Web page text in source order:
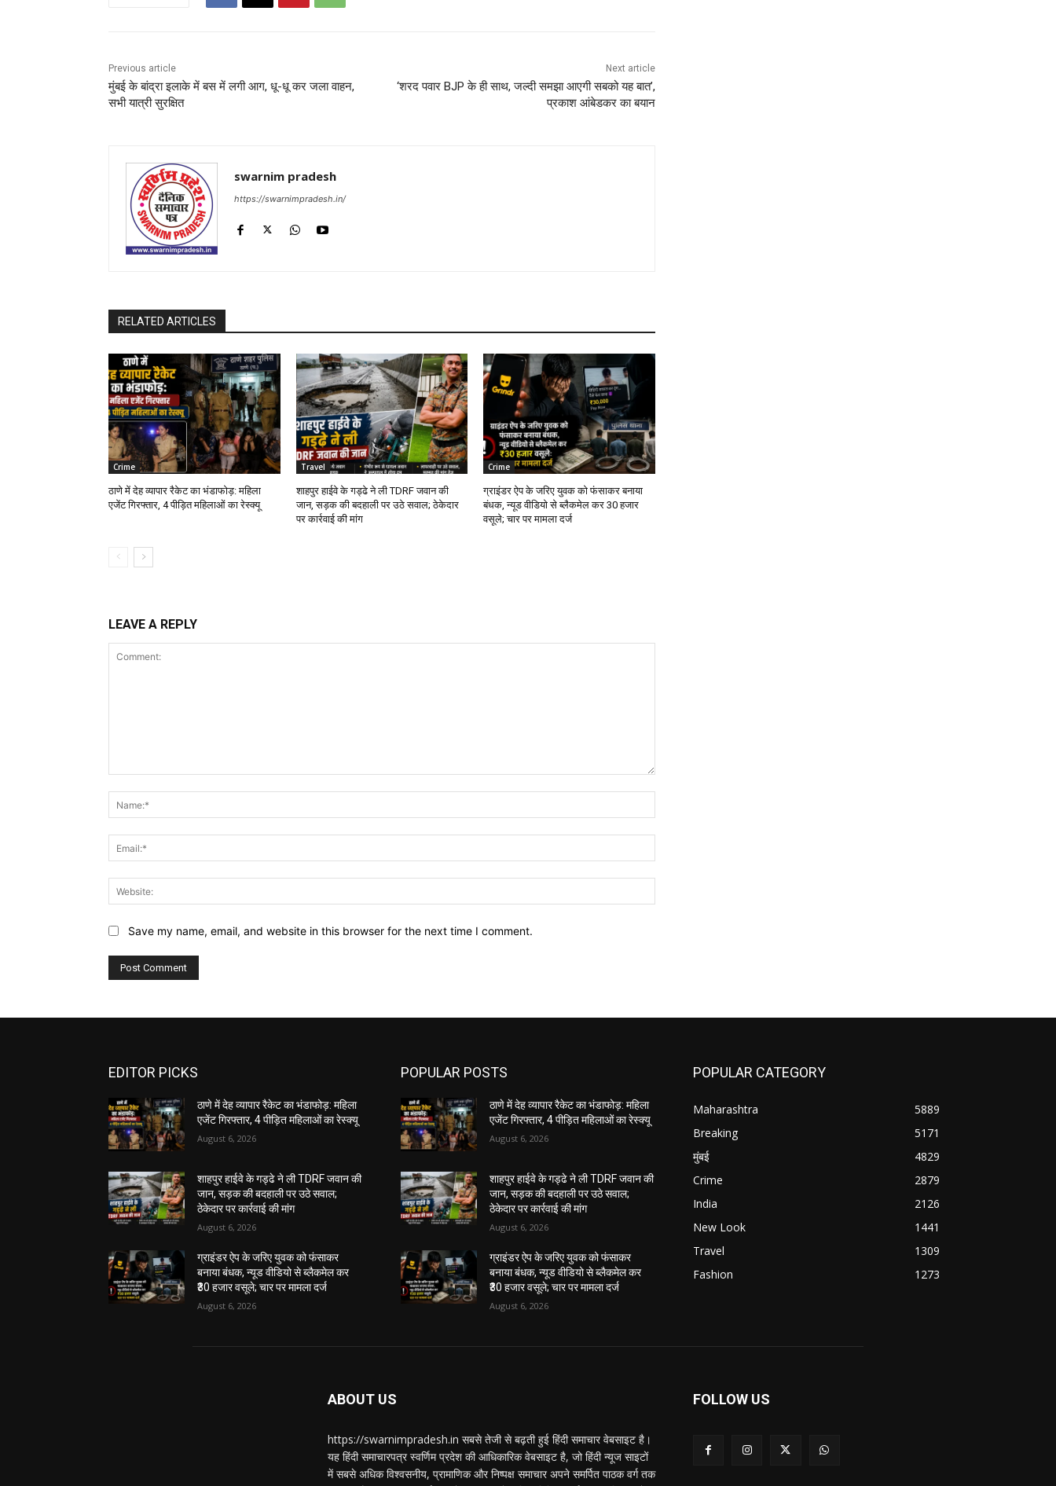
Previous article
मुंबई के बांद्रा इलाके में बस में लगी आग, धू-धू कर जला वाहन,
सभी यात्री सुरक्षित
Next article
‘शरद पवार BJP के ही साथ, जल्दी समझा आएगी सबको यह बात’,
प्रकाश आंबेडकर का बयान
swarnim pradesh
https://swarnimpradesh.in/
RELATED ARTICLES
Crime
ठाणे में देह व्यापार रैकेट का भंडाफोड़: महिला
एजेंट गिरफ्तार, 4 पीड़ित महिलाओं का रेस्क्यू
Travel
शाहपुर हाईवे के गड्ढे ने ली TDRF जवान की
जान, सड़क की बदहाली पर उठे सवाल; ठेकेदार
पर कार्रवाई की मांग
Crime
ग्राइंडर ऐप के जरिए युवक को फंसाकर बनाया
बंधक, न्यूड वीडियो से ब्लैकमेल कर ₹30 हजार
वसूले; चार पर मामला दर्ज
LEAVE A REPLY
Save my name, email, and website in this browser for the next time I comment.
EDITOR PICKS
ठाणे में देह व्यापार रैकेट का भंडाफोड़: महिला
एजेंट गिरफ्तार, 4 पीड़ित महिलाओं का रेस्क्यू
August 6, 2026
शाहपुर हाईवे के गड्ढे ने ली TDRF जवान की
जान, सड़क की बदहाली पर उठे सवाल;
ठेकेदार पर कार्रवाई की मांग
August 6, 2026
ग्राइंडर ऐप के जरिए युवक को फंसाकर
बनाया बंधक, न्यूड वीडियो से ब्लैकमेल कर
₹30 हजार वसूले; चार पर मामला दर्ज
August 6, 2026
POPULAR POSTS
ठाणे में देह व्यापार रैकेट का भंडाफोड़: महिला
एजेंट गिरफ्तार, 4 पीड़ित महिलाओं का रेस्क्यू
August 6, 2026
शाहपुर हाईवे के गड्ढे ने ली TDRF जवान की
जान, सड़क की बदहाली पर उठे सवाल;
ठेकेदार पर कार्रवाई की मांग
August 6, 2026
ग्राइंडर ऐप के जरिए युवक को फंसाकर
बनाया बंधक, न्यूड वीडियो से ब्लैकमेल कर
₹30 हजार वसूले; चार पर मामला दर्ज
August 6, 2026
POPULAR CATEGORY
Maharashtra
5889
Breaking
5171
मुंबई
4829
Crime
2879
India
2126
New Look
1441
Travel
1309
Fashion
1273
ABOUT US
https://swarnimpradesh.in सबसे तेजी से बढ़ती हुई हिंदी समाचार वेबसाइट है।
यह हिंदी समाचारपत्र स्वर्णिम प्रदेश की आधिकारिक वेबसाइट है, जो हिंदी न्यूज साइटों
में सबसे अधिक विश्वसनीय, प्रामाणिक और निष्पक्ष समाचार अपने समर्पित पाठक वर्ग तक
FOLLOW US